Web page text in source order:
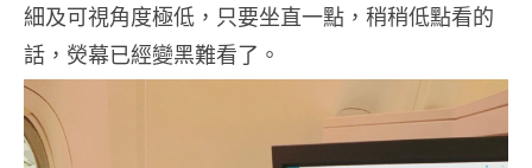
細及可視角度極低，只要坐直一點，稍稍低點看的
話，熒幕已經變黑難看了。